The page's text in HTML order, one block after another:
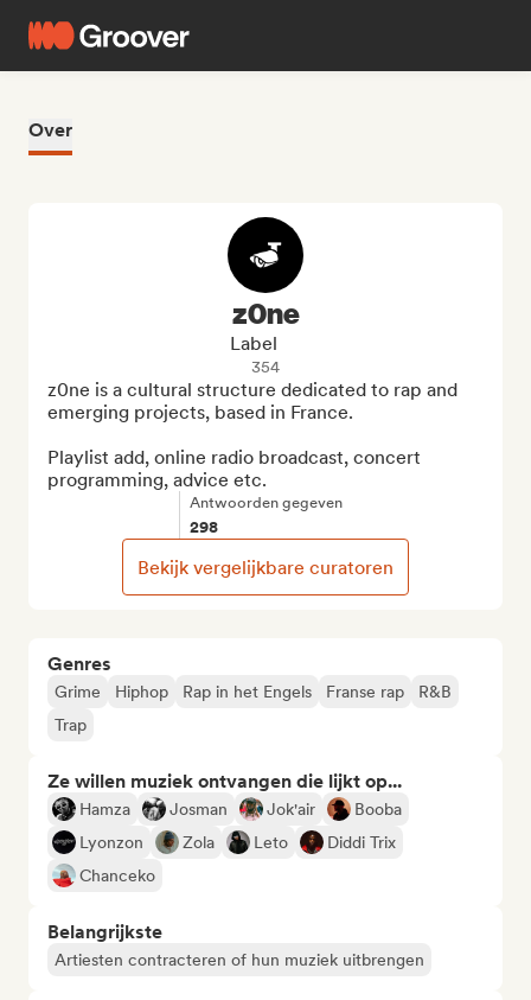
Over
Genres
Grime Hiphop Rap in het Engels Franse rap
R&B
Trap
Ze willen muziek ontvangen die lijkt op...
Hamza Josman Jok'air
Booba
Lyonzon
Zola Leto
Diddi Trix
Chanceko
Belangrijkste
Artiesten contracteren of hun muziek uitbrengen
z0ne
Label
354
z0ne is a cultural structure dedicated to rap and
emerging projects, based in France.
Playlist add, online radio broadcast, concert
programming, advice etc.
Antwoorden gegeven
298
Bekijk vergelijkbare curatoren